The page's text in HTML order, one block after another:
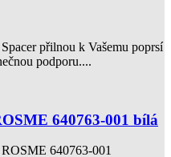
přilnou k Vašemu poprsí
podporu....
640763-001 bílá